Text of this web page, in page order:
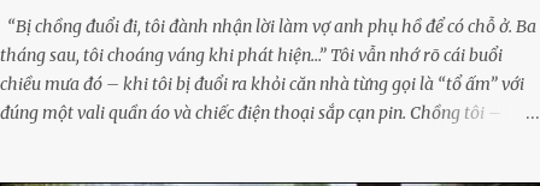
“Bị chồng đuổi đi, tôi đành nhận lời làm vợ anh phụ hồ để có chỗ ở. Ba
tháng sau, tôi choáng váng khi phát hiện…” Tôi vẫn nhớ rõ cái buổi
chiều mưa đó – khi tôi bị đuổi ra khỏi căn nhà từng gọi là “tổ ấm” với
đúng một vali quần áo và chiếc điện thoại sắp cạn pin. Chồng tôi –